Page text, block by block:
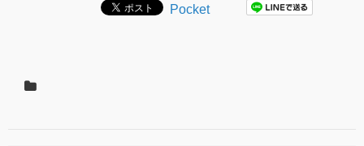
Pocket